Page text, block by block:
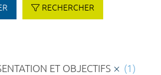
RECHERCHER
ET OBJECTIFS (1)